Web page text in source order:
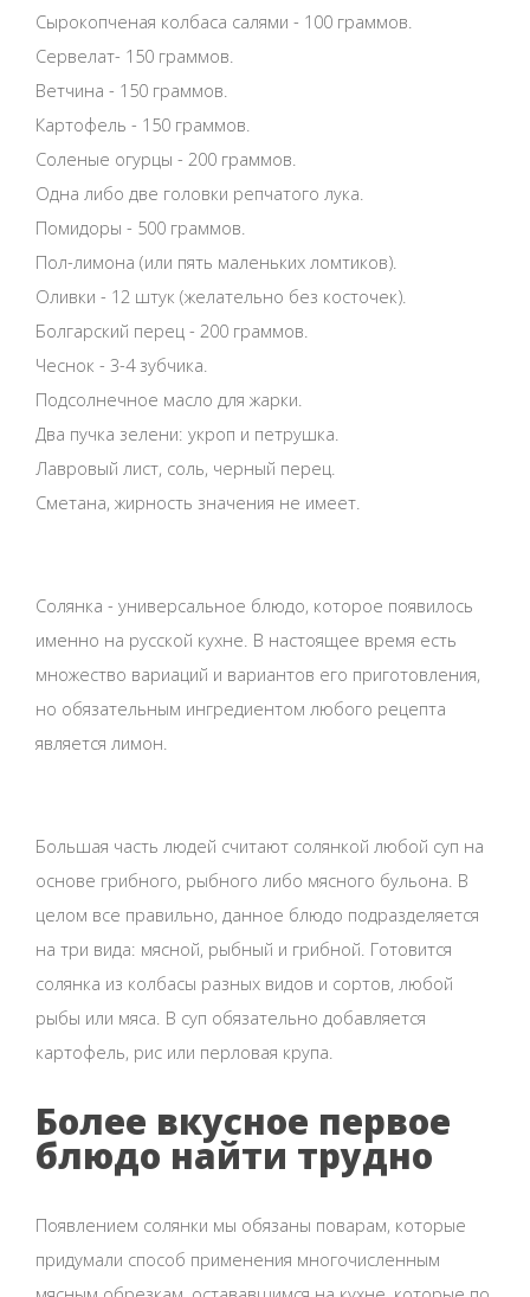
Сырокопченая колбаса салями - 100 граммов.
Сервелат- 150 граммов.
Ветчина - 150 граммов.
Картофель - 150 граммов.
Соленые огурцы - 200 граммов.
Одна либо две головки репчатого лука.
Помидоры - 500 граммов.
Пол-лимона (или пять маленьких ломтиков).
Оливки - 12 штук (желательно без косточек).
Болгарский перец - 200 граммов.
Чеснок - 3-4 зубчика.
Подсолнечное масло для жарки.
Два пучка зелени: укроп и петрушка.
Лавровый лист, соль, черный перец.
Сметана, жирность значения не имеет.
Солянка - универсальное блюдо, которое появилось
именно на русской кухне. В настоящее время есть
множество вариаций и вариантов его приготовления,
но обязательным ингредиентом любого рецепта
является лимон.
Большая часть людей считают солянкой любой суп на
основе грибного, рыбного либо мясного бульона. В
целом все правильно, данное блюдо подразделяется
на три вида: мясной, рыбный и грибной. Готовится
солянка из колбасы разных видов и сортов, любой
рыбы или мяса. В суп обязательно добавляется
картофель, рис или перловая крупа.
Более вкусное первое
блюдо найти трудно
Появлением солянки мы обязаны поварам, которые
придумали способ применения многочисленным